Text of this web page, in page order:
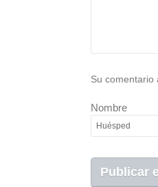
Su comentario
Nombre